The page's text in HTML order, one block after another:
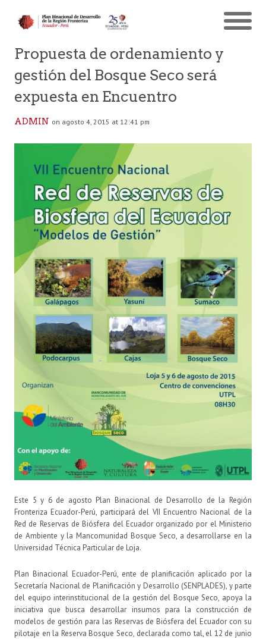
Propuesta de ordenamiento y
gestión del Bosque Seco será
expuesta en Encuentro
ADMIN on agosto 4, 2015 at 12:41 pm
Este 5 y 6 de agosto Plan Binacional de Desarrollo de la Región
Fronteriza Ecuador-Perú, participará del VII Encuentro Nacional de la
Red de Reservas de Biósfera del Ecuador organizado por el Ministerio
de Ambiente y la Mancomunidad Bosque Seco, a desarrollarse en la
Universidad Técnica Particular de Loja.
Plan Binacional Ecuador-Perú, ente de planificación aplicado por la
Secretaría Nacional de Planificación y Desarrollo (SENPLADES), y parte
del equipo interinstitucional de la gestión del Bosque Seco, apoya la
iniciativa que busca desarrollar insumos para la construcción de
modelos de gestión para las Reservas de Biósfera del Ecuador con su
pilotaje en la Reserva Bosque Seco, declarada como tal, el 12 de junio